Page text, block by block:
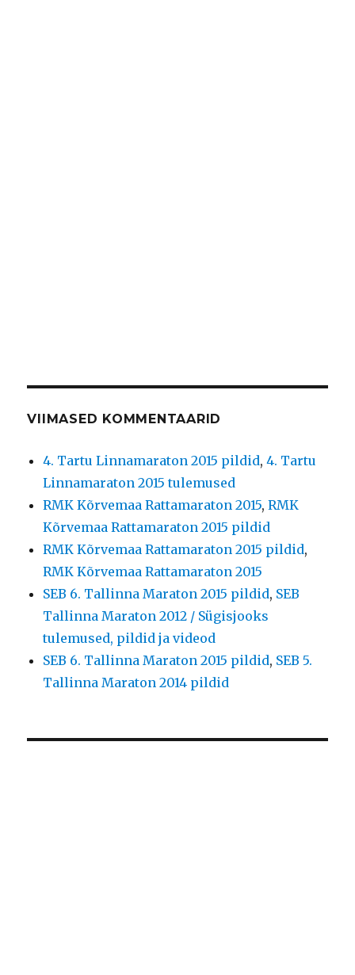
VIIMASED KOMMENTAARID
4. Tartu Linnamaraton 2015 pildid,4. Tartu
Linnamaraton 2015 tulemused
RMK Kõrvemaa Rattamaraton 2015,RMK
Kõrvemaa Rattamaraton 2015 pildid
RMK Kõrvemaa Rattamaraton 2015 pildid,
RMK Kõrvemaa Rattamaraton 2015
SEB 6. Tallinna Maraton 2015 pildid, SEB
Tallinna Maraton 2012 / Sügisjooks
tulemused, pildid ja videod
SEB 6. Tallinna Maraton 2015 pildid, SEB 5.
Tallinna Maraton 2014 pildid